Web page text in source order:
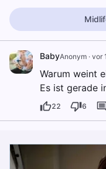
BabyAnonym · vor
Warum weint
Es ist gerade
22 6